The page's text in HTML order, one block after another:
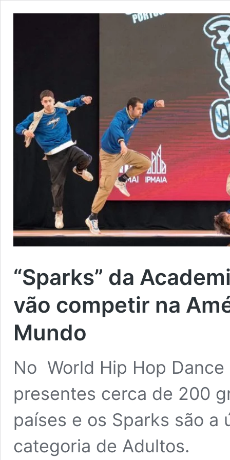
“Sparks” da
vão competir na
Mundo
No World Hip Hop
presentes cerca de 200
países e os Sparks são a
categoria de Adultos.